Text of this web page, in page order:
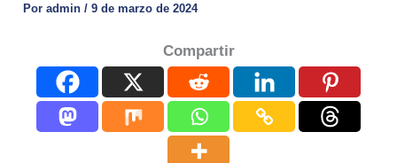
Poradmin/9 de marzo de 2024
Compartir